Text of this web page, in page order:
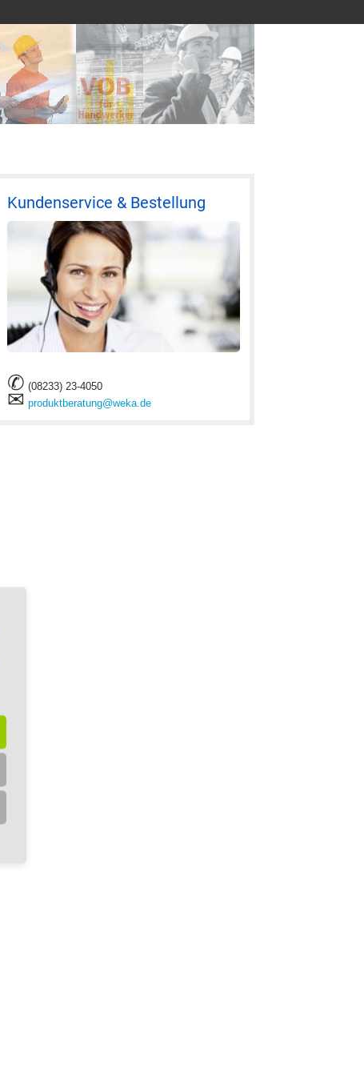
Kundenservice & Bestellung
✆ (08233) 23-4050
✉ produktberatung@weka.de